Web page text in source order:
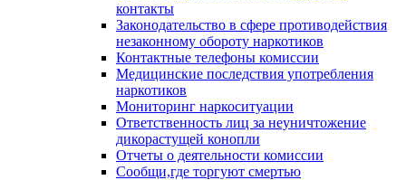
контакты
Законодательство в сфере противодействия
незаконному обороту наркотиков
Контактные телефоны комиссии
Медицинские последствия употребления
наркотиков
Мониторинг наркоситуации
Ответственность лиц за неуничтожение
дикорастущей конопли
Отчеты о деятельности комиссии
Сообщи,где торгуют смертью